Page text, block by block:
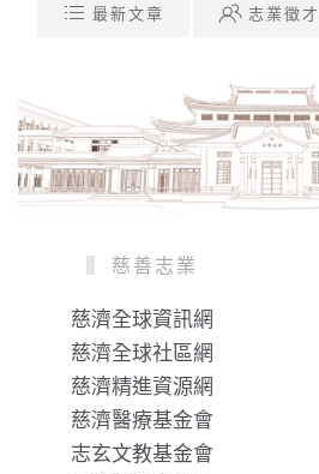
最新文章 志業徵才
慈善志業
慈濟全球資訊網
慈濟全球社區網
慈濟精進資源網
慈濟醫療基金會
志玄文教基金會